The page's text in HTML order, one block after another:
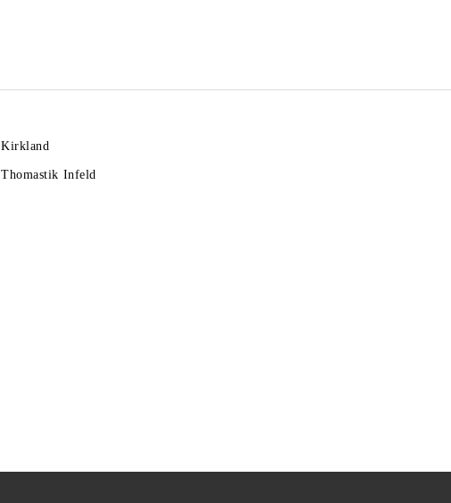
Kirkland
Thomastik Infeld